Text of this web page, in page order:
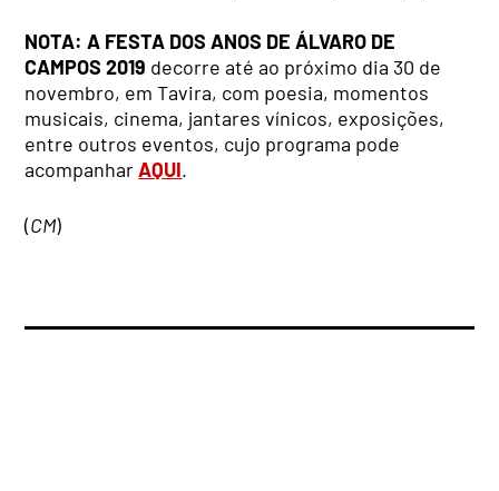
NOTA: A FESTA DOS ANOS DE ÁLVARO DE
CAMPOS 2019 decorre até ao próximo dia 30 de
novembro, em Tavira, com poesia, momentos
musicais, cinema, jantares vínicos, exposições,
entre outros eventos, cujo programa pode
acompanharAQUI.
(CM)